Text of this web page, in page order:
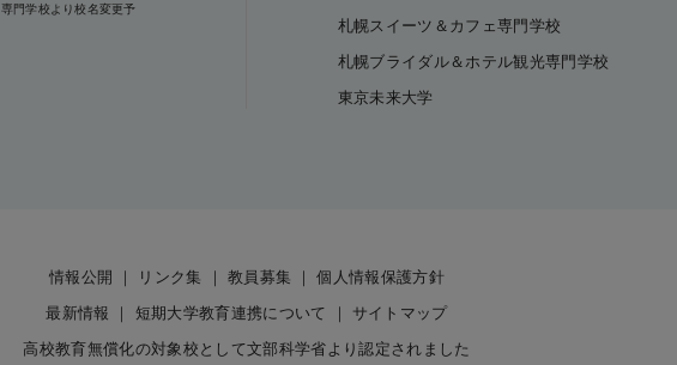
門学校より校名変更予
札幌スイーツ＆カフェ専門学校
札幌ブライダル＆ホテル観光専門学校
東京未来大学
情報公開 リンク集 教員募集
個人情報保護方針
最新情報
短期大学教育連携について
サイトマップ
高校教育無償化の対象校として文部科学省より認定されました